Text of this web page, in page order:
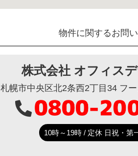
物件に関するお問
株式会社 オフィス
札幌市中央区北2条西2丁目34 フ
10時～19時 / 定休 日祝・第